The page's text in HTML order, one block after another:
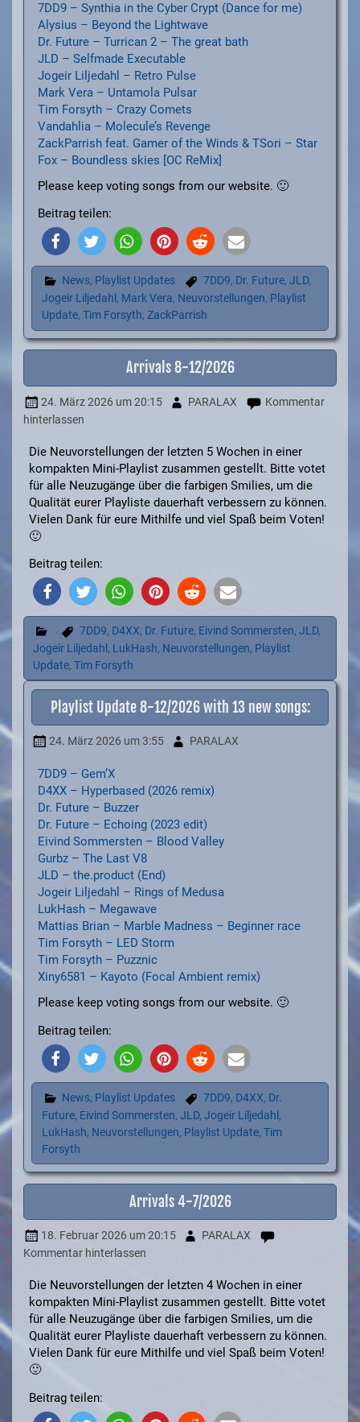
7DD9 – Synthia in the Cyber Crypt (Dance for me)
Alysius – Beyond the Lightwave
Dr. Future – Turrican 2 – The great bath
JLD – Selfmade Executable
Jogeir Liljedahl – Retro Pulse
Mark Vera – Untamola Pulsar
Tim Forsyth – Crazy Comets
Vandahlia – Molecule’s Revenge
ZackParrish feat. Gamer of the Winds & TSori – Star
Fox – Boundless skies [OC ReMix]
Please keep voting songs from our website. 🙂
Beitrag teilen:
News, Playlist Updates 7DD9, Dr. Future, JLD,
Jogeir Liljedahl , Mark Vera, Neuvorstellungen, Playlist
Update, Tim Forsyth, ZackParrish
Arrivals 8-12/2026
24. März 2026 um 20:15 PARALAX
Kommentar
hinterlassen
Die Neuvorstellungen der letzten 5 Wochen in einer
kompakten Mini-Playlist zusammen gestellt. Bitte votet
für alle Neuzugänge über die farbigen Smilies, um die
Qualität eurer Playliste dauerhaft verbessern zu können.
Vielen Dank für eure Mithilfe und viel Spaß beim Voten!
🙂
Beitrag teilen:
7DD9, D4XX, Dr. Future, Eivind Sommersten, JLD,
Jogeir Liljedahl , LukHash, Neuvorstellungen, Playlist
Update,Tim Forsyth
Playlist Update 8-12/2026 with 13 new songs:
24. März 2026 um 3:55 PARALAX
7DD9 – Gem’X
D4XX – Hyperbased (2026 remix)
Dr. Future – Buzzer
Dr. Future – Echoing (2023 edit)
Eivind Sommersten – Blood Valley
Gurbz – The Last V8
JLD – the.product (End)
Jogeir Liljedahl – Rings of Medusa
LukHash – Megawave
Mattias Brian – Marble Madness – Beginner race
Tim Forsyth – LED Storm
Tim Forsyth – Puzznic
Xiny6581 – Kayoto (Focal Ambient remix)
Please keep voting songs from our website. 🙂
Beitrag teilen:
News, Playlist Updates 7DD9, D4XX, Dr.
Future, Eivind Sommersten, JLD, Jogeir Liljedahl ,
LukHash, Neuvorstellungen, Playlist Update, Tim
Forsyth
Arrivals 4-7/2026
18. Februar 2026 um 20:15
PARALAX
Kommentar hinterlassen
Die Neuvorstellungen der letzten 4 Wochen in einer
kompakten Mini-Playlist zusammen gestellt. Bitte votet
für alle Neuzugänge über die farbigen Smilies, um die
Qualität eurer Playliste dauerhaft verbessern zu können.
Vielen Dank für eure Mithilfe und viel Spaß beim Voten!
🙂
Beitrag teilen: